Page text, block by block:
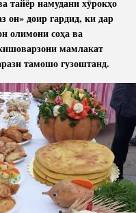
тайёр намудани хӯрокҳо
он» доир гардид, ки дар
олимони соҳа ва
мамлакат
тамошо гузоштанд.